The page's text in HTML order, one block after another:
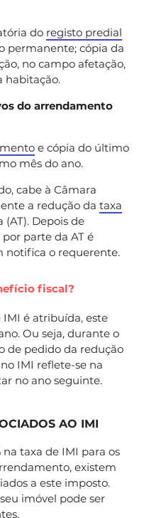
do registo predial
permanente; cópia da
no campo afetação,
habitação.
do arrendamento
e cópia do último
mês do ano.
cabe à Câmara
a redução da taxa
Depois de
parte da AT é
notifica o requerente.
fiscal?
é atribuída, este
Ou seja, durante o
de pedido da redução
IMI reflete-se na
no ano seguinte.
AO IMI
taxa de IMI para os
existem
a este imposto.
imóvel pode ser